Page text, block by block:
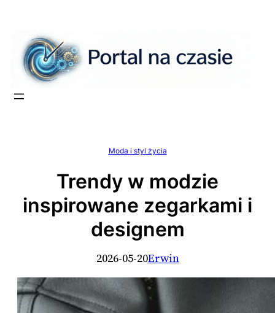
treści
Moda i styl życia
Trendy w modzie
inspirowane zegarkami i
designem
2026-05-20Erwin